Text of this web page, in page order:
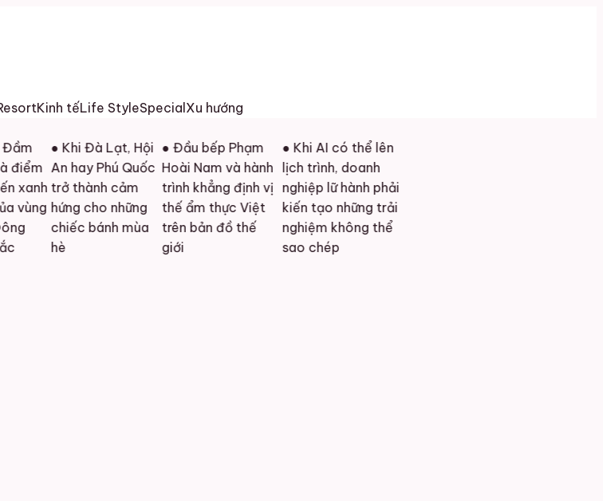
Kinh tếLife StyleSpecial Xu hướng
● Khi Đà Lạt, Hội
An hay Phú Quốc
trở thành cảm
hứng cho những
chiếc bánh mùa
● Đầu bếp Phạm
Hoài Nam và hành
trình khẳng định vị
thế ẩm thực Việt
trên bản đồ thế
giới
● Khi AI có thể lên
lịch trình, doanh
nghiệp lữ hành phải
kiến tạo những trải
nghiệm không thể
sao chép